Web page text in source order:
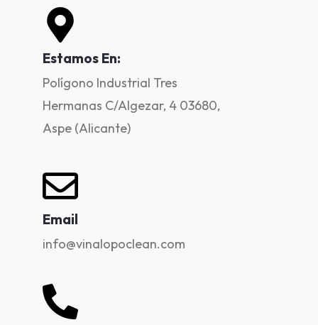
Estamos En:
Polígono Industrial Tres
Hermanas C/Algezar, 4 03680,
Aspe (Alicante)
Email
info@vinalopoclean.com